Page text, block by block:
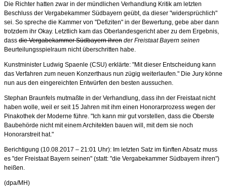
Die Richter hatten zwar in der mündlichen Verhandlung Kritik am letzten
Beschluss der Vergabekammer Südbayern geübt, da dieser "widersprüchlich"
sei. So spreche die Kammer von "Defiziten" in der Bewertung, gebe aber dann
trotzdem ihr Okay. Letztlich kam das Oberlandesgericht aber zu dem Ergebnis,
dass die Vergabekammer Südbayern ihren der Freistaat Bayern seinen
Beurteilungsspielraum nicht überschritten habe.
Kunstminister Ludwig Spaenle (CSU) erklärte: "Mit dieser Entscheidung kann
das Verfahren zum neuen Konzerthaus nun zügig weiterlaufen." Die Jury könne
nun aus den eingereichten Entwürfen den besten aussuchen.
Stephan Braunfels mutmaßte in der Verhandlung, dass ihn der Freistaat nicht
haben wolle, weil er seit 15 Jahren mit ihm einen Honorarprozess wegen der
Pinakothek der Moderne führe. "Ich kann mir gut vorstellen, dass die Oberste
Baubehörde nicht mit einem Architekten bauen will, mit dem sie noch
Honorarstreit hat."
Berichtigung (10.08.2017 – 21:01 Uhr): Im letzten Satz im fünften Absatz muss
es "der Freistaat Bayern seinen" (statt: "die Vergabekammer Südbayern ihren")
heißen.
(dpa/MH)